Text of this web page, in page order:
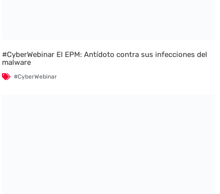
#CyberWebinar El EPM: Antídoto contra sus infecciones del
malware
#CyberWebinar